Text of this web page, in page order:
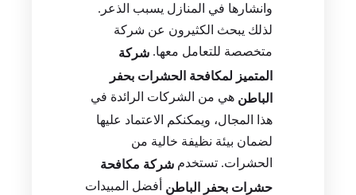
وانشارها في المنازل يسبب الذعر.
لذلك يبحث الكثيرون عن شركة
متخصصة للتعامل معها. شركة
المتميز لمكافحة الحشرات بحفر
الباطن هي من الشركات الرائدة في
هذا المجال، ويمكنكم الاعتماد عليها
لضمان بيئة نظيفة خالية من
الحشرات. تستخدم شركة مكافحة
حشرات بحفر الباطن أفضل المبيدات